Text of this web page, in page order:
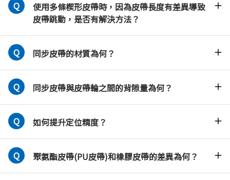
使用多條楔形皮帶時，因為皮帶長度有差異導致
皮帶跳動，是否有解決方法？
同步皮帶的材質為何？
同步皮帶與皮帶輪之間的背隙量為何？
如何提升定位精度？
聚氨酯皮帶(PU皮帶)和橡膠皮帶的差異為何？